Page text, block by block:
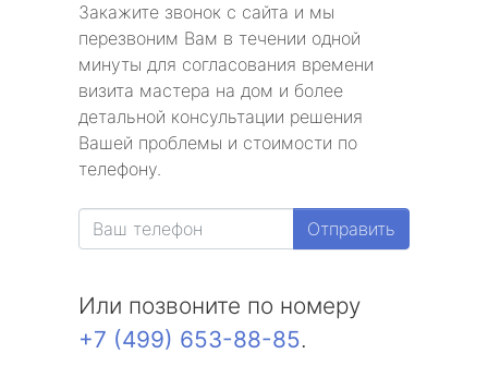
Закажите звонок с сайта и мы
перезвоним Вам в течении одной
минуты для согласования времени
визита мастера на дом и более
детальной консультации решения
Вашей проблемы и стоимости по
телефону.
Отправить
Или позвоните по номеру
+7 (499) 653-88-85.